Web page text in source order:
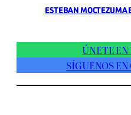
ESTEBAN MOCTEZUMA
ÚNETE
SÍGUENOS